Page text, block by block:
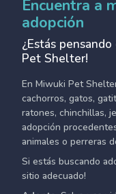
Encuentra a
adopción
¿Estás
Pet Shelter!
En Miwuki Pet
cachorros, gatos,
ratones, chinchillas,
adopción
animales o perreras
Si estás buscando
sitio adecuado!